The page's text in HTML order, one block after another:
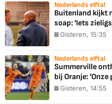
Nederlands elftal
Buitenland kijkt
soap: 'Iets
Gisteren, 15:35
Nederlands elftal
Summerville
bij Oranje:
Gisteren, 14:55